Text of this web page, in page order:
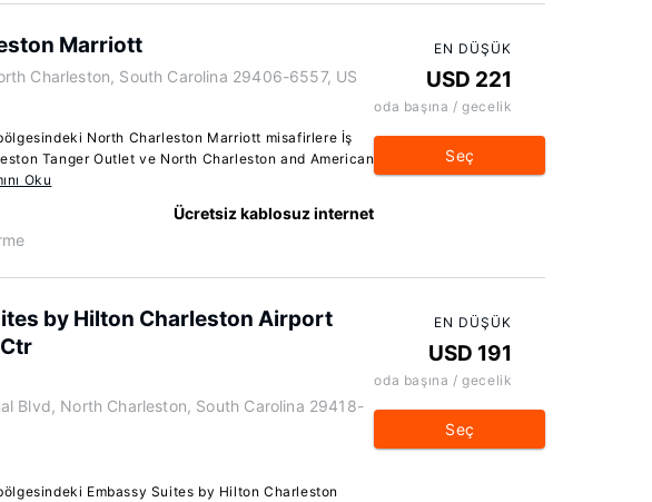
Marriott
Charleston, South Carolina 29406-6557, US
North Charleston Marriott misafirlere İş
Tanger Outlet ve North Charleston and American
Oku
Ücretsiz kablosuz internet
EN DÜŞÜK
USD 221
oda başına / gecelik
Seç
by Hilton Charleston Airport
Blvd, North Charleston, South Carolina 29418-
Embassy Suites by Hilton Charleston
EN DÜŞÜK
USD 191
oda başına / gecelik
Seç